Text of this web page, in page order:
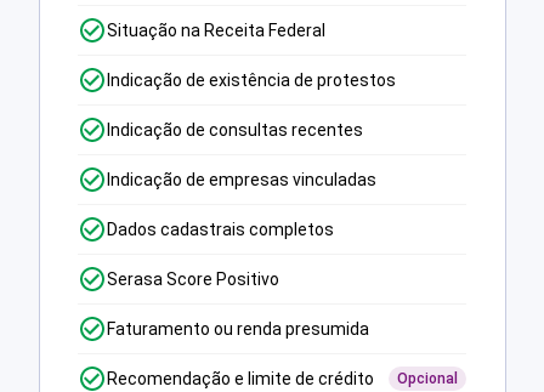
Situação na Receita Federal
Indicação de existência de protestos
Indicação de consultas recentes
Indicação de empresas vinculadas
Dados cadastrais completos
Serasa Score Positivo
Faturamento ou renda presumida
Recomendação e limite de crédito Opcional